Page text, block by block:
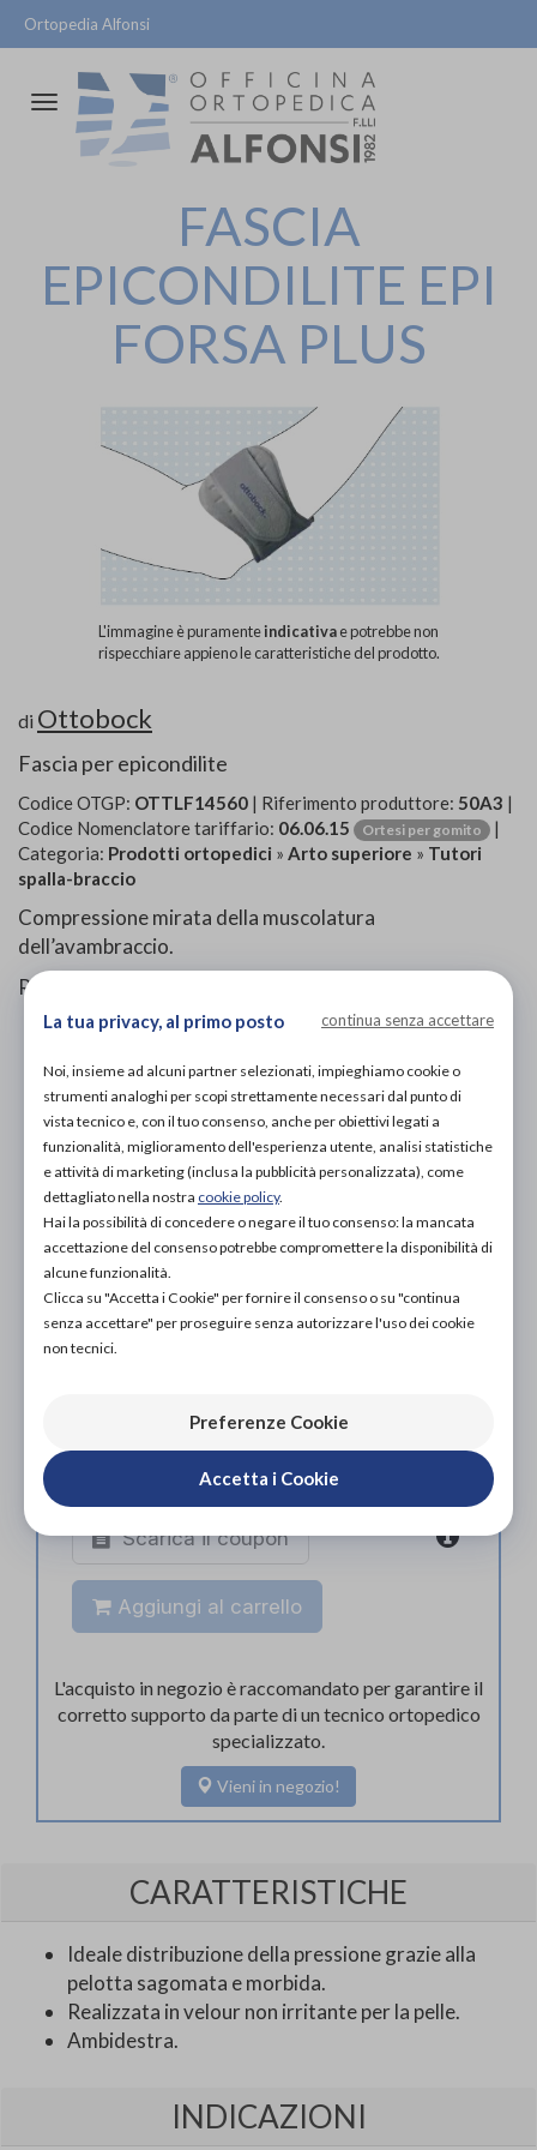
Ortopedia Alfonsi
Attiva/disattiva
navigazione
FASCIA
EPICONDILITE EPI
FORSA PLUS
L'immagine è puramenteindicativae potrebbe non
rispecchiare appieno le caratteristiche del prodotto.
di Ottobock
Fascia per epicondilite
Codice OTGP: OTTLF14560 | Riferimento produttore: 50A3 |
Codice Nomenclatore tariffario: 06.06.15 Ortesi per gomito
|
Categoria: Prodotti ortopedici » Arto superiore » Tutori
spalla-braccio
Compressione mirata della muscolatura
dell’avambraccio.
Riduce il carico sulle inserzioni tendinee.
PROVA E ACQUISTA IN NEGOZIO
DA45,00€
PROVA E NOLEGGIA IN NEGOZIO
NON DISPONIBILE
ACQUISTA ONLINE
DA 45,00€
Organizza prova in negozio
Scarica il coupon
Aggiungi al carrello
L'acquisto in negozio è raccomandato per garantire il
corretto supporto da parte di un tecnico ortopedico
specializzato.
Vieni in negozio!
CARATTERISTICHE
Ideale distribuzione della pressione grazie alla
pelotta sagomata e morbida.
Realizzata in velour non irritante per la pelle.
Ambidestra.
INDICAZIONI
La tua privacy, al primo posto continua senza accettare
Noi, insieme ad alcuni partner selezionati, impieghiamo cookie o
strumenti analoghi per scopi strettamente necessari dal punto di
vista tecnico e, con il tuo consenso, anche per obiettivi legati a
funzionalità, miglioramento dell'esperienza utente, analisi statistiche
e attività di marketing (inclusa la pubblicità personalizzata), come
dettagliato nella nostra cookie policy.
Hai la possibilità di concedere o negare il tuo consenso: la mancata
accettazione del consenso potrebbe compromettere la disponibilità di
alcune funzionalità.
Clicca su "Accetta i Cookie" per fornire il consenso o su "continua
senza accettare" per proseguire senza autorizzare l'uso dei cookie
non tecnici.
Preferenze Cookie
Accetta i Cookie